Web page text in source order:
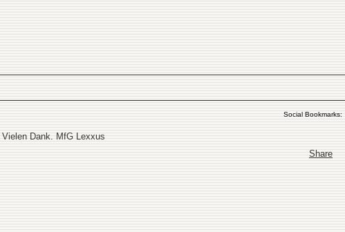
Social Bookmarks:
Dank. MfG Lexxus
Share